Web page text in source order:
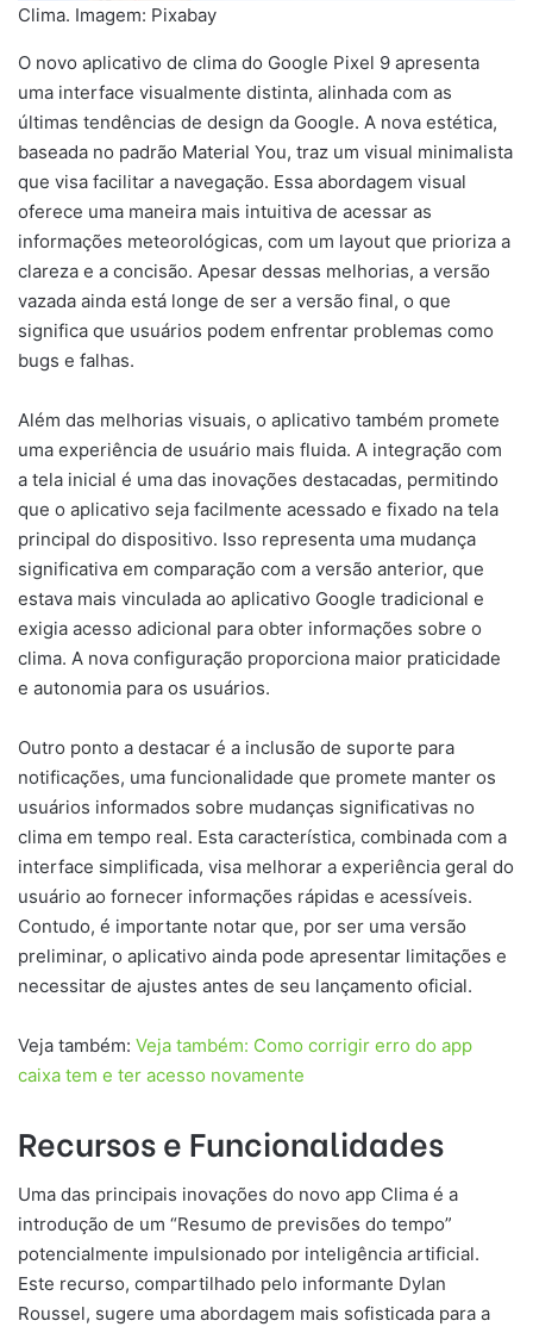
Clima. Imagem: Pixabay
O novo aplicativo de clima do Google Pixel 9 apresenta
uma interface visualmente distinta, alinhada com as
últimas tendências de design da Google. A nova estética,
baseada no padrão Material You, traz um visual minimalista
que visa facilitar a navegação. Essa abordagem visual
oferece uma maneira mais intuitiva de acessar as
informações meteorológicas, com um layout que prioriza a
clareza e a concisão. Apesar dessas melhorias, a versão
vazada ainda está longe de ser a versão final, o que
significa que usuários podem enfrentar problemas como
bugs e falhas.
Além das melhorias visuais, o aplicativo também promete
uma experiência de usuário mais fluida. A integração com
a tela inicial é uma das inovações destacadas, permitindo
que o aplicativo seja facilmente acessado e fixado na tela
principal do dispositivo. Isso representa uma mudança
significativa em comparação com a versão anterior, que
estava mais vinculada ao aplicativo Google tradicional e
exigia acesso adicional para obter informações sobre o
clima. A nova configuração proporciona maior praticidade
e autonomia para os usuários.
Outro ponto a destacar é a inclusão de suporte para
notificações, uma funcionalidade que promete manter os
usuários informados sobre mudanças significativas no
clima em tempo real. Esta característica, combinada com a
interface simplificada, visa melhorar a experiência geral do
usuário ao fornecer informações rápidas e acessíveis.
Contudo, é importante notar que, por ser uma versão
preliminar, o aplicativo ainda pode apresentar limitações e
necessitar de ajustes antes de seu lançamento oficial.
Veja também: Veja também: Como corrigir erro do app
caixa tem e ter acesso novamente
Recursos e Funcionalidades
Uma das principais inovações do novo app Clima é a
introdução de um “Resumo de previsões do tempo”
potencialmente impulsionado por inteligência artificial.
Este recurso, compartilhado pelo informante Dylan
Roussel, sugere uma abordagem mais sofisticada para a